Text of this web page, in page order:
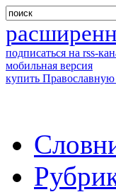
подписаться на rss-
мобильная версия
купить